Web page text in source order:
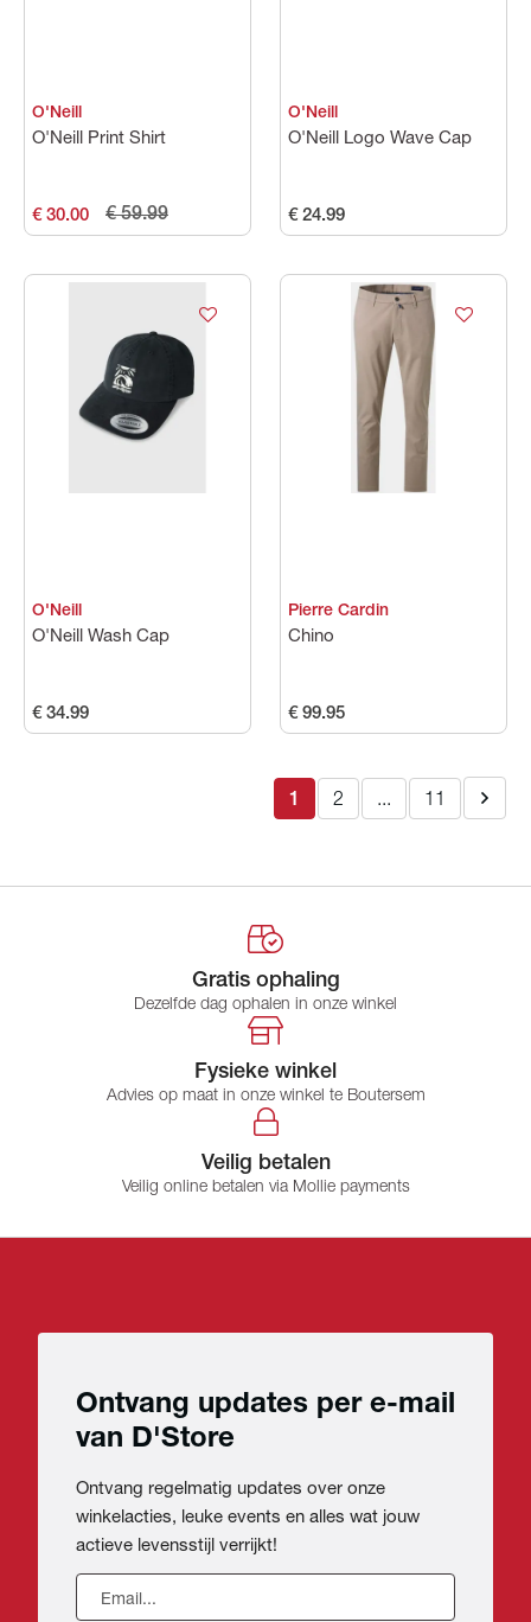
O'Neill
O'Neill Print Shirt
€ 30.00 € 59.99
O'Neill
O'Neill Logo Wave Cap
€ 24.99
O'Neill
O'Neill Wash Cap
€ 34.99
Pierre Cardin
Chino
€ 99.95
1 2 ... 11
Gratis ophaling
Dezelfde dag ophalen in onze winkel
Fysieke winkel
Advies op maat in onze winkel te Boutersem
Veilig betalen
Veilig online betalen via Mollie payments
Ontvang updates per e-mail
van D'Store
Ontvang regelmatig updates over onze
winkelacties, leuke events en alles wat jouw
actieve levensstijl verrijkt!